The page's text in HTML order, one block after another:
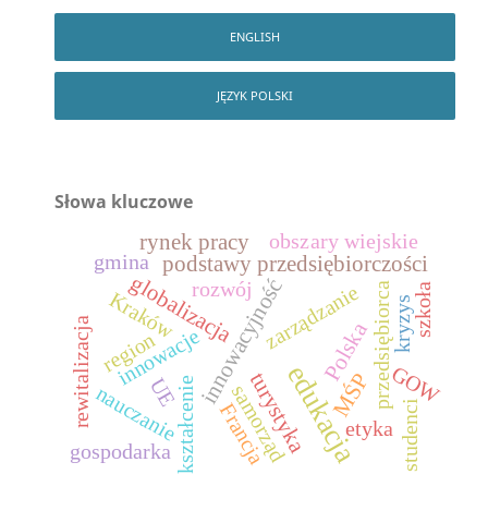
ENGLISH
JĘZYK POLSKI
Słowa kluczowe
edukacja
globalizacja
MŚP
Polska
podstawy przedsiębiorczości
turystyka
rynek pracy
innowacyjnośćzarządzanieprzedsiębiorca
etyka
UE
rozwój
kryzys
innowacje
kształcenie
region
samorząd
obszary wiejskie
GOW
Kraków
nauczanie
gmina
szkoła
Francja studenci
rewitalizacja
gospodarka